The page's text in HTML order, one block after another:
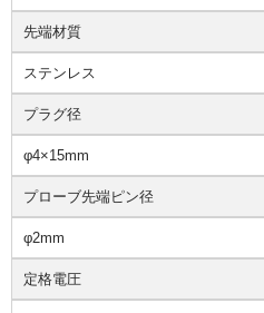
先端材質
ステンレス
プラグ径
φ4×15mm
プローブ先端ピン径
φ2mm
定格電圧